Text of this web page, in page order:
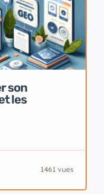
son
les
1461 vues